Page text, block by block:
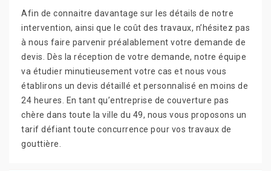
Afin de connaitre davantage sur les détails de notre
intervention, ainsi que le coût des travaux, n’hésitez pas
à nous faire parvenir préalablement votre demande de
devis. Dès la réception de votre demande, notre équipe
va étudier minutieusement votre cas et nous vous
établirons un devis détaillé et personnalisé en moins de
24 heures. En tant qu’entreprise de couverture pas
chère dans toute la ville du 49, nous vous proposons un
tarif défiant toute concurrence pour vos travaux de
gouttière.